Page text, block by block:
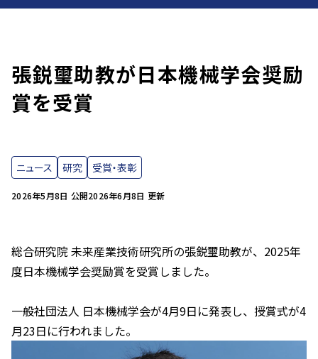
張鋭璽助教が日本機械学会奨励
賞を受賞
2026年5月8日 公開2026年6月8日 更新
ニュース 研究 受賞・表彰
総合研究院 未来産業技術研究所の張鋭璽助教が、2025年
度日本機械学会奨励賞を受賞しました。
一般社団法人 日本機械学会が4月9日に発表し、授賞式が4
月23日に行われました。